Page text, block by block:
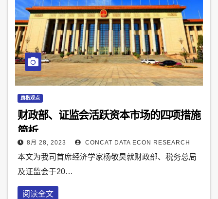
康楷观点
财政部、证监会活跃资本市场的四项措施
简析
8月 28, 2023 CONCAT DATA ECON RESEARCH
本文为我司首席经济学家杨敬昊就财政部、税务总局
及证监会于20…
阅读全文